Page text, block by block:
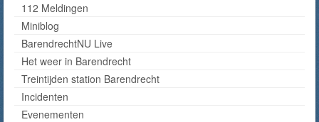
112 Meldingen
Miniblog
BarendrechtNU Live
Het weer in Barendrecht
Treintijden station Barendrecht
Incidenten
Evenementen